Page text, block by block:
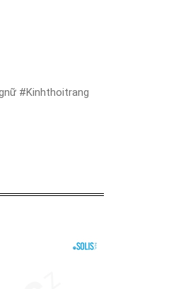
#Kinhthoitrang